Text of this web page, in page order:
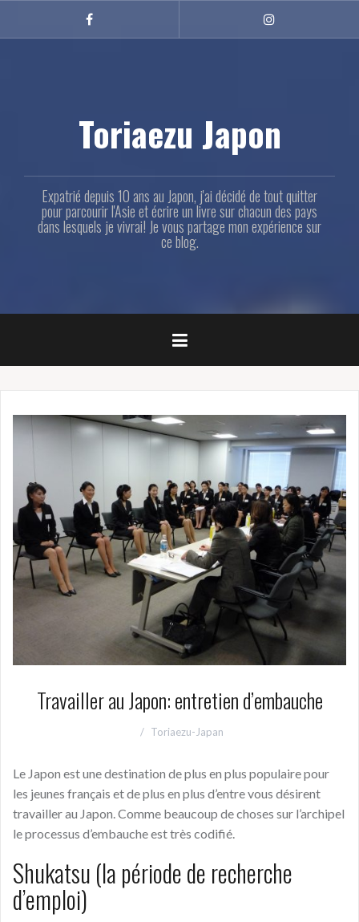
Facebook
Toriaezu Japon
Expatrié depuis 10 ans au Japon, j'ai décidé de tout quitter
pour parcourir l'Asie et écrire un livre sur chacun des pays
dans lesquels je vivrai! Je vous partage mon expérience sur
ce blog.
Travailler au Japon: entretien d’embauche
Toriaezu-Japan
Le Japon est une destination de plus en plus populaire pour
les jeunes français et de plus en plus d’entre vous désirent
travailler au Japon. Comme beaucoup de choses sur l’archipel
le processus d’embauche est très codifié.
Shukatsu (la période de recherche
d’emploi)